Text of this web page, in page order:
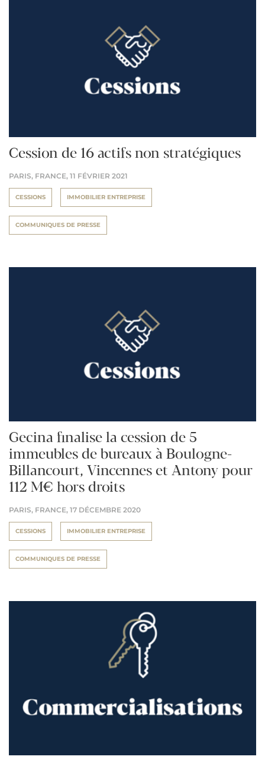
Cession de 16 actifs non stratégiques
PARIS, FRANCE, 11 FÉVRIER 2021
CESSIONS IMMOBILIER ENTREPRISE
COMMUNIQUES DE PRESSE
Gecina finalise la cession de 5
immeubles de bureaux à Boulogne-
Billancourt, Vincennes et Antony pour
112 M€ hors droits
PARIS, FRANCE, 17 DÉCEMBRE 2020
CESSIONS IMMOBILIER ENTREPRISE
COMMUNIQUES DE PRESSE